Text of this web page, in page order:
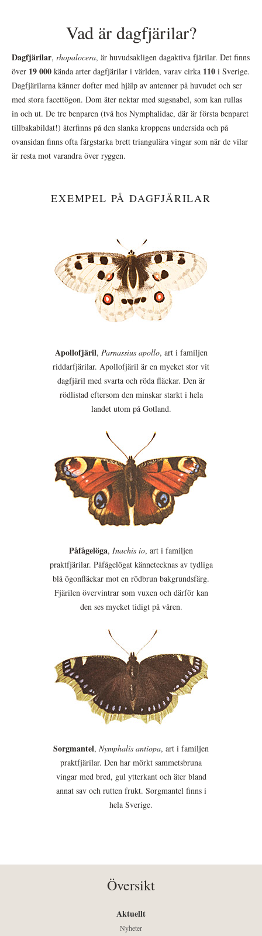
Vad är dagfjärilar?
Dagfjärilar, rhopalocera, är huvudsakligen dagaktiva fjärilar. Det finns
över 19 000 kända arter dagfjärilar i världen, varav cirka 110 i Sverige.
Dagfjärilarna känner dofter med hjälp av antenner på huvudet och ser
med stora facettögon. Dom äter nektar med sugsnabel, som kan rullas
in och ut. De tre benparen (två hos Nymphalidae, där är första benparet
tillbakabildat!) återfinns på den slanka kroppens undersida och på
ovansidan finns ofta färgstarka brett triangulära vingar som när de vilar
är resta mot varandra över ryggen.
EXEMPEL PÅ DAGFJÄRILAR
Apollofjäril, Parnassius apollo, art i familjen
riddarfjärilar. Apollofjäril är en mycket stor vit
dagfjäril med svarta och röda fläckar. Den är
rödlistad eftersom den minskar starkt i hela
landet utom på Gotland.
Påfågelöga, Inachis io, art i familjen
praktfjärilar. Påfågelögat kännetecknas av tydliga
blå ögonfläckar mot en rödbrun bakgrundsfärg.
Fjärilen övervintrar som vuxen och därför kan
den ses mycket tidigt på våren.
Sorgmantel, Nymphalis antiopa, art i familjen
praktfjärilar. Den har mörkt sammetsbruna
vingar med bred, gul ytterkant och äter bland
annat sav och rutten frukt. Sorgmantel finns i
hela Sverige.
Översikt
Aktuellt
Nyheter